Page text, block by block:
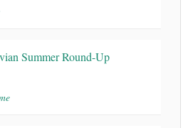
Summer Round-Up